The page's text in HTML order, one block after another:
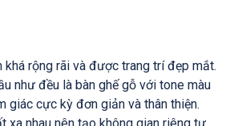
khá rộng rãi và được trang trí đẹp mắt.
như đều là bàn ghế gỗ với tone màu
giác cực kỳ đơn giản và thân thiện.
xa nhau nên tạo không gian riêng tư